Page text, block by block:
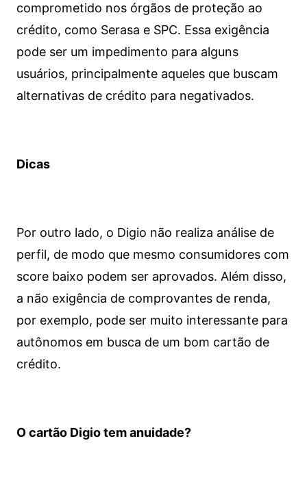
comprometido nos órgãos de proteção ao
crédito, como Serasa e SPC. Essa exigência
pode ser um impedimento para alguns
usuários, principalmente aqueles que buscam
alternativas de crédito para negativados.
Dicas
Por outro lado, o Digio não realiza análise de
perfil, de modo que mesmo consumidores com
score baixo podem ser aprovados. Além disso,
a não exigência de comprovantes de renda,
por exemplo, pode ser muito interessante para
autônomos em busca de um bom cartão de
crédito.
O cartão Digio tem anuidade?